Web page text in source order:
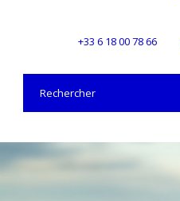
+33 6 18 00 78 66